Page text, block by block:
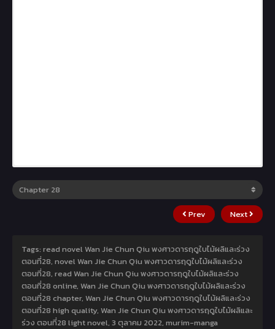
Prev Next
Tags: read novel Wan Jie Chun Qiu พงศาวดารฤดูใบไม้ผลิและร่วง
ตอนที่28, novel Wan Jie Chun Qiu พงศาวดารฤดูใบไม้ผลิและร่วง
ตอนที่28, read Wan Jie Chun Qiu พงศาวดารฤดูใบไม้ผลิและร่วง
ตอนที่28 online, Wan Jie Chun Qiu พงศาวดารฤดูใบไม้ผลิและร่วง
ตอนที่28 chapter, Wan Jie Chun Qiu พงศาวดารฤดูใบไม้ผลิและร่วง
ตอนที่28 high quality, Wan Jie Chun Qiu พงศาวดารฤดูใบไม้ผลิและ
ร่วง ตอนที่28 light novel, 3 ตุลาคม 2022, murim-manga